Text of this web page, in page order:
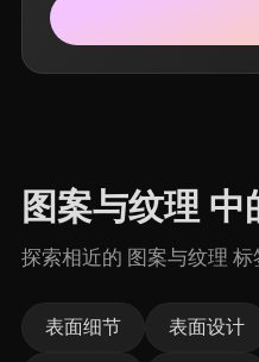
图案与纹理 中
探索相近的 图案与纹理 标
表面细节 表面设计